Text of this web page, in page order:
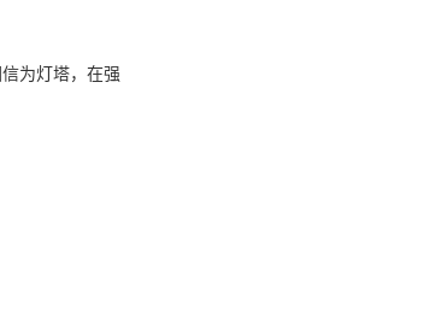
为灯塔，在强